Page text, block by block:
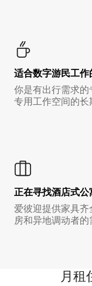
适合数字游民工作
你是有出行需求
专用工作空间的长
正在寻找酒店式公
爱彼迎提供家具
房和异地调动者的
月租